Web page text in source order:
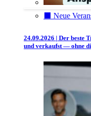
⬛️ Neue
24.09.2026 | Der beste
und verkaufst — ohne